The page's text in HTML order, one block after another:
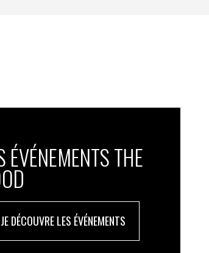
ÉVÉNEMENTS THE
JE DÉCOUVRE LES ÉVÉNEMENTS